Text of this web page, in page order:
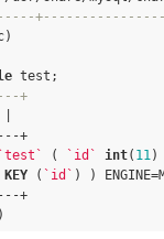
test;
+
+
`test` ( `id` int( 11
KEY ( `id` ) )